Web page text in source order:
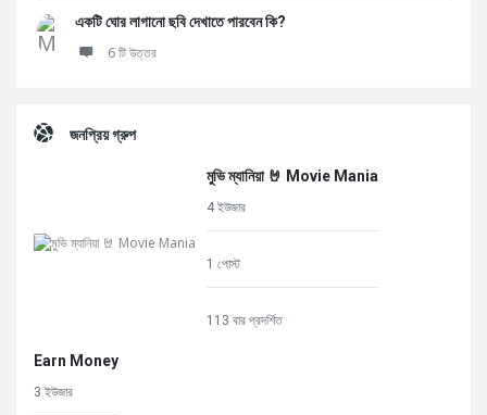
একটি ঘোর লাগানো ছবি দেখাতে পারবেন কি?
6 টি উত্তর
জনপ্রিয় গ্রুপ
মুভি ম্যানিয়া 🤘 Movie Mania
4 ইউজার
1 পোস্ট
113 বার প্রদর্শিত
Earn Money
3 ইউজার